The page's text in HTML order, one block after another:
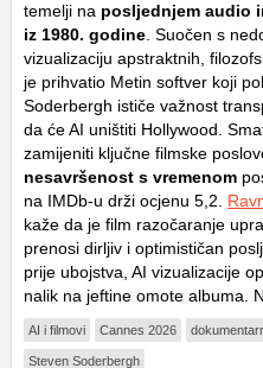
temelji na posljednjem audio
iz 1980. godine . Suočen s
vizualizaciju apstraktnih,
je prihvatio Metin softver koji
Soderbergh ističe važnost
da će AI uništiti Hollywood.
zamijeniti ključne filmske
nesavršenost s vremenom
na IMDb-u drži ocjenu 5,2.
kaže da je film razočaranje
prenosi dirljiv i optimističan
prije ubojstva, AI vizualizacije
nalik na jeftine omote albuma.
AI i filmovi Cannes 2026
Steven Soderbergh